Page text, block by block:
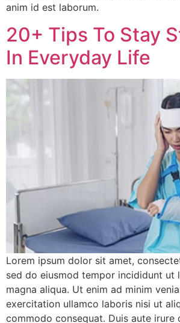
anim id est laborum.
20+ Tips To Stay
In Everyday Life
Lorem ipsum dolor sit amet,
sed do eiusmod tempor incididunt ut
magna aliqua. Ut enim ad minim
exercitation ullamco laboris nisi ut
commodo consequat. Duis aute irure